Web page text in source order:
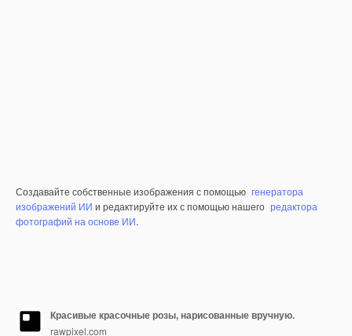
Создавайте собственные изображения с помощью генератора
изображений ИИ и редактируйте их с помощью нашего редактора
фотографий на основе ИИ.
Красивые красочные розы, нарисованные вручную.
rawpixel.com